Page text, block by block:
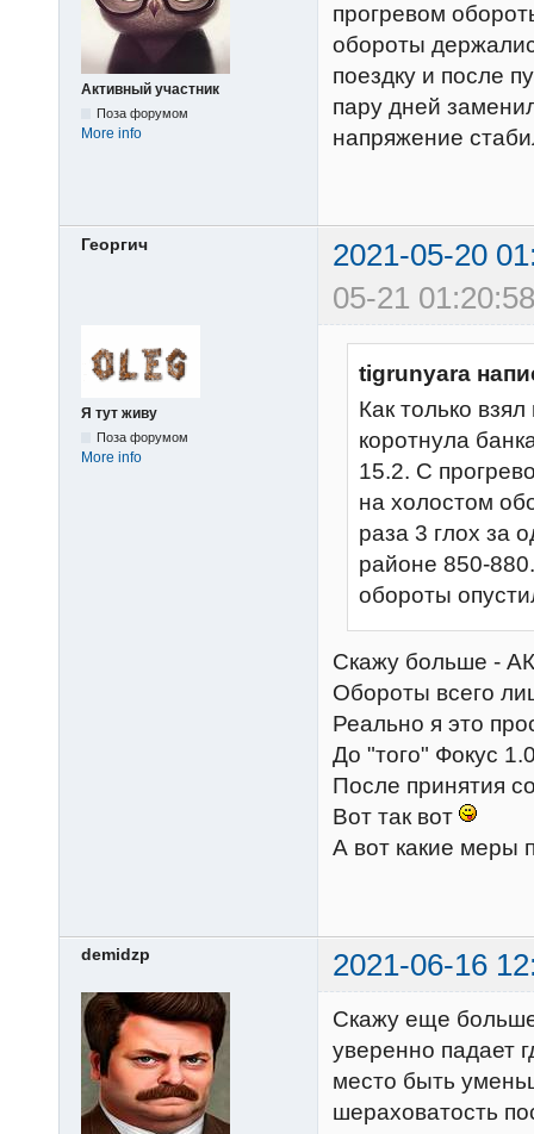
Активный участник
Поза форумом
More info
прогревом
обороты
поездку и после
пару дней
напряжение
Георгич
2021-05-20
05-21
Я тут живу
Поза форумом
More info
tigrunyara
Как только
коротнула
15.2. С
на холостом
раза 3 глох за
районе 850-
обороты
Скажу больше -
Обороты всего
Реально я это
До "того" Фокус
После принятия
Вот так вот
А вот какие меры
demidzp 2021-06-16
Скажу еще
уверенно падает
место быть
шераховатость